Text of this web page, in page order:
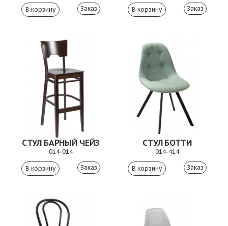
Заказ Заказ
СТУЛ БАРНЫЙ ЧЕЙЗ
014-014
Заказ
СТУЛ БОТТИ
014-414
Заказ